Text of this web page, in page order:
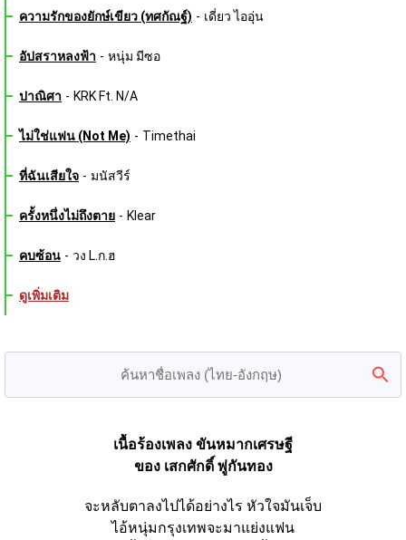
ความรักของยักษ์เขียว (ทศกัณฐ์) - เดี่ยว ไออุ่น
อัปสราหลงฟ้า - หนุ่ม มีซอ
ปาณิศา - KRK Ft. N/A
ไม่ใช่แฟน (Not Me) - Timethai
ที่ฉันเสียใจ - มนัสวีร์
ครั้งหนึ่งไม่ถึงตาย - Klear
คบซ้อน - วง L.ก.ฮ
ดูเพิ่มเติม
เนื้อร้องเพลง ขันหมากเศรษฐี
ของ เสกศักดิ์ พู่กันทอง
จะหลับตาลงไปได้อย่างไร หัวใจมันเจ็บ
ไอ้หนุ่มกรุงเทพจะมาแย่งแฟน